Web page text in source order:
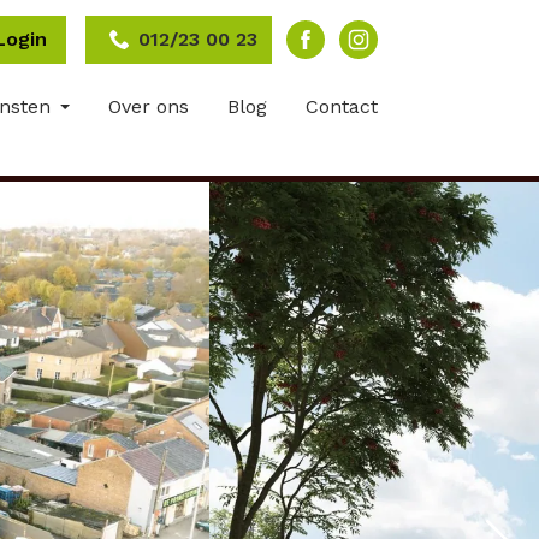
012/23 00 23
Over ons Blog Contact